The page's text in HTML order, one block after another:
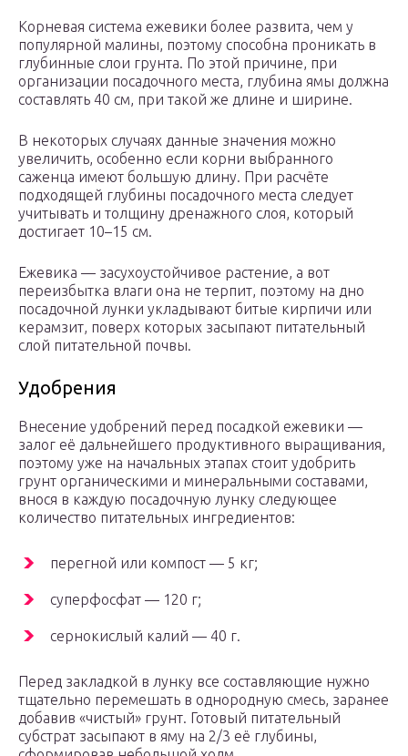
Корневая система ежевики более развита, чем у
популярной малины, поэтому способна проникать в
глубинные слои грунта. По этой причине, при
организации посадочного места, глубина ямы должна
составлять 40 см, при такой же длине и ширине.
В некоторых случаях данные значения можно
увеличить, особенно если корни выбранного
саженца имеют большую длину. При расчёте
подходящей глубины посадочного места следует
учитывать и толщину дренажного слоя, который
достигает 10–15 см.
Ежевика — засухоустойчивое растение, а вот
переизбытка влаги она не терпит, поэтому на дно
посадочной лунки укладывают битые кирпичи или
керамзит, поверх которых засыпают питательный
слой питательной почвы.
Удобрения
Внесение удобрений перед посадкой ежевики —
залог её дальнейшего продуктивного выращивания,
поэтому уже на начальных этапах стоит удобрить
грунт органическими и минеральными составами,
внося в каждую посадочную лунку следующее
количество питательных ингредиентов:
перегной или компост — 5 кг;
суперфосфат — 120 г;
сернокислый калий — 40 г.
Перед закладкой в лунку все составляющие нужно
тщательно перемешать в однородную смесь, заранее
добавив «чистый» грунт. Готовый питательный
субстрат засыпают в яму на 2/3 её глубины,